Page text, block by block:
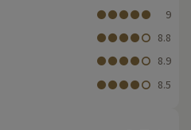
9
8.8
8.9
8.5